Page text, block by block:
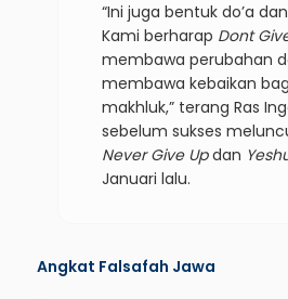
“Ini juga bentuk do’a
Kami berharap Dont
membawa perubahan
membawa kebaikan
makhluk,” terang Ras
sebelum sukses
Never Give Updan
Januari lalu.
Angkat Falsafah Jawa